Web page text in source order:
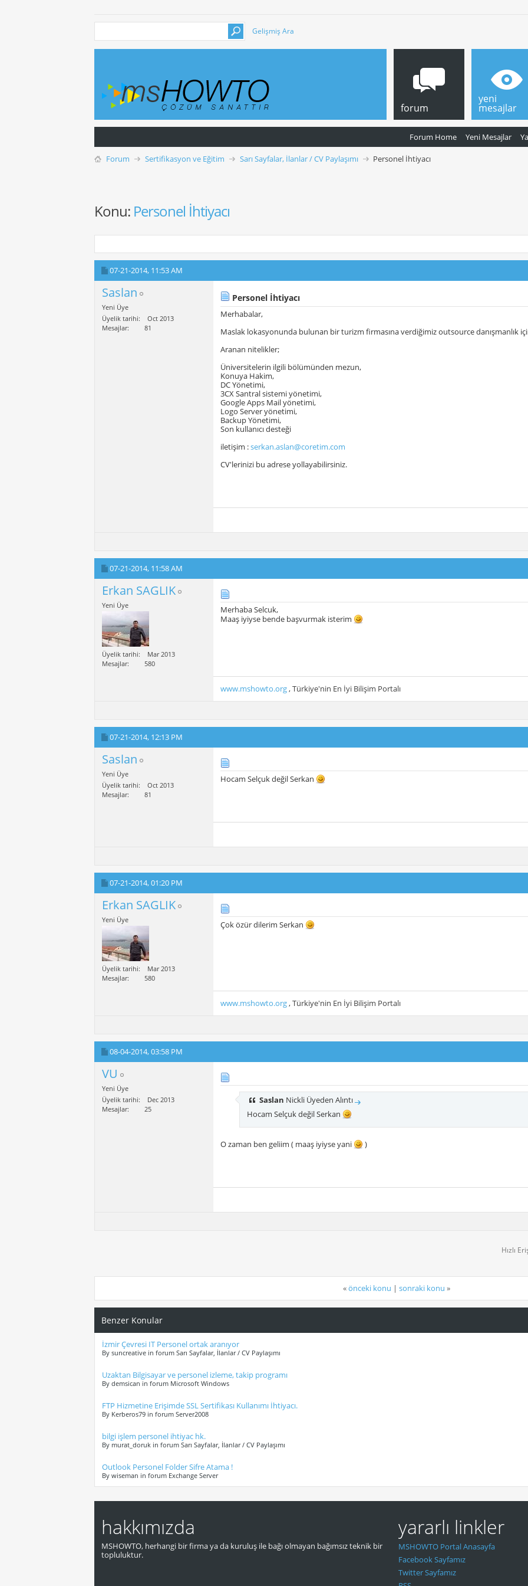
Gelişmiş Ara
forum
Forum Home Yeni Mesajlar
yeni
mesajlar
Forum Sertifikasyon ve Eğitim Sarı Sayfalar, İlanlar / CV Paylaşımı Personel İhtiyacı
Konu: Personel İhtiyacı
07-21-2014, 11:53 AM
Saslan
Yeni Üye
Üyelik tarihi
Oct 2013
Mesajlar
81
Personel İhtiyacı
Merhabalar,
Maslak lokasyonunda bulunan bir turizm firmasına verdiğimiz outsource danışmanlık
Aranan nitelikler;
Üniversitelerin ilgili bölümünden mezun,
Konuya Hakim,
DC Yönetimi,
3CX Santral sistemi yönetimi,
Google Apps Mail yönetimi,
Logo Server yönetimi,
Backup Yönetimi,
Son kullanıcı desteği
iletişim :serkan.aslan@coretim.com
CV'lerinizi bu adrese yollayabilirsiniz.
07-21-2014, 11:58 AM
Erkan SAGLIK
Yeni Üye
Üyelik tarihi
Mar 2013
Mesajlar
580
Merhaba Selcuk,
Maaş iyiyse bende başvurmak isterim
www.mshowto.org, Türkiye'nin En İyi Bilişim Portalı
07-21-2014, 12:13 PM
Saslan
Yeni Üye
Üyelik tarihi
Oct 2013
Mesajlar
81
Hocam Selçuk değil Serkan
07-21-2014,01:20 PM
Erkan SAGLIK
Yeni Üye
Üyelik tarihi
Mar 2013
Mesajlar
580
Çok özür dilerim Serkan
www.mshowto.org, Türkiye'nin En İyi Bilişim Portalı
08-04-2014,03:58 PM
VU
Yeni Üye
Üyelik tarihi
Dec 2013
Mesajlar
25
Saslan Nickli Üyeden Alıntı
Hocam Selçuk değil Serkan
O zaman ben geliim ( maaş iyiyse yani )
Hızlı
«önceki konu | sonraki konu »
Benzer Konular
İzmir Çevresi IT Personel ortak aranıyor
By suncreative in forum Sarı Sayfalar, İlanlar / CV Paylaşımı
Uzaktan Bilgisayar ve personel izleme, takip programı
By demsican in forum Microsoft Windows
FTP Hizmetine Erişimde SSL Sertifikası Kullanımı İhtiyacı.
By Kerberos79 in forum Server2008
bilgi işlem personel ihtiyac hk.
By murat_doruk in forum Sarı Sayfalar, İlanlar / CV Paylaşımı
Outlook Personel Folder Sifre Atama !
By wiseman in forum Exchange Server
hakkımızda
MSHOWTO, herhangi bir firma ya da kuruluş ile bağı olmayan bağımsız teknik bir
topluluktur.
yararlı linkler
MSHOWTO Portal Anasayfa
Facebook Sayfamız
Twitter Sayfamız